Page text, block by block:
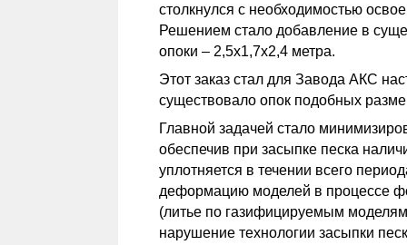
столкнулся с необходимостью
Решением стало добавление в
опоки – 2,5х1,7х2,4 метра.
Этот заказ стал для Завода АКС
существовало опок подобных
Главной задачей стало
обеспечив при засыпке песка
уплотняется в течении всего
деформацию моделей в процессе
(литье по газифицируемым
нарушение технологии засыпки